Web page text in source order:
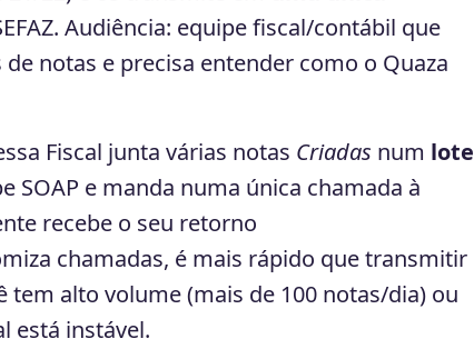
Audiência: equipe fiscal/contábil que
notas e precisa entender como o Quaza
Fiscal junta várias notas Criadas num lote
SOAP e manda numa única chamada à
recebe o seu retorno
chamadas, é mais rápido que transmitir
alto volume (mais de 100 notas/dia) ou
está instável.